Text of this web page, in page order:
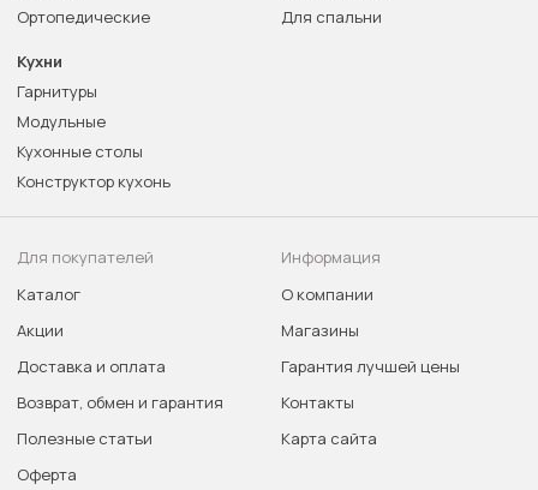
Ортопедические
Для спальни
Кухни
Гарнитуры
Модульные
Кухонные столы
Конструктор кухонь
Для покупателей
Каталог
Акции
Доставка и оплата
Возврат, обмен и гарантия
Полезные статьи
Оферта
Информация
О компании
Магазины
Гарантия лучшей цены
Контакты
Карта сайта